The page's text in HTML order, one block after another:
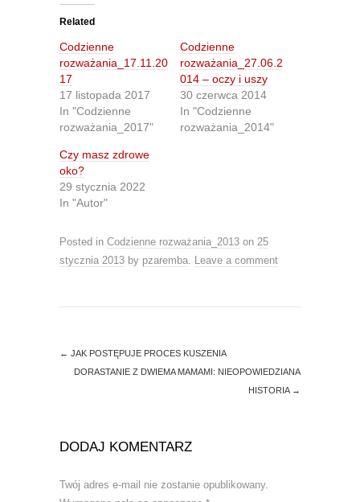
t
o
s
h
a
r
e
n
T
w
i
t
e
r
O
p
e
i
n
n
e
n
)
r
e
n
F
a
c
e
o
o
(
s
i
n
n
i
w
Related
Codzienne
rozważania_17.11.20
17
17 listopada 2017
In "Codzienne
rozważania_2017"
Codzienne
rozważania_27.06.2
014 – oczy i uszy
30 czerwca 2014
In "Codzienne
rozważania_2014"
Czy masz zdrowe
oko?
29 stycznia 2022
In "Autor"
Posted in Codzienne rozważania_2013 on 25
stycznia 2013 by pzaremba Leave a comment
← JAK POSTĘPUJE PROCES KUSZENIA
DORASTANIE Z DWIEMA MAMAMI: NIEOPOWIEDZIANA
HISTORIA →
DODAJ KOMENTARZ
Twój adres e-mail nie zostanie opublikowany.